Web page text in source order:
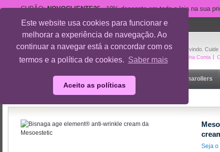
Este website usa cookies para funcionar e
melhorar a experiência de navegação. Ao
continuar a navegar está a concordar com os
termos e a política de cookies. Saber mais
Aceito as políticas
CUPÃO:NOVOCLIENTE26- 10% desconto em toda a loja na sua
Bem-vindo.
A Minha Conta
suporte@cuidedesi.pt
+351 918 595 801
Rosto Dermarollers
Mesoestetic age element® anti-wrinkle night cream
Seja o